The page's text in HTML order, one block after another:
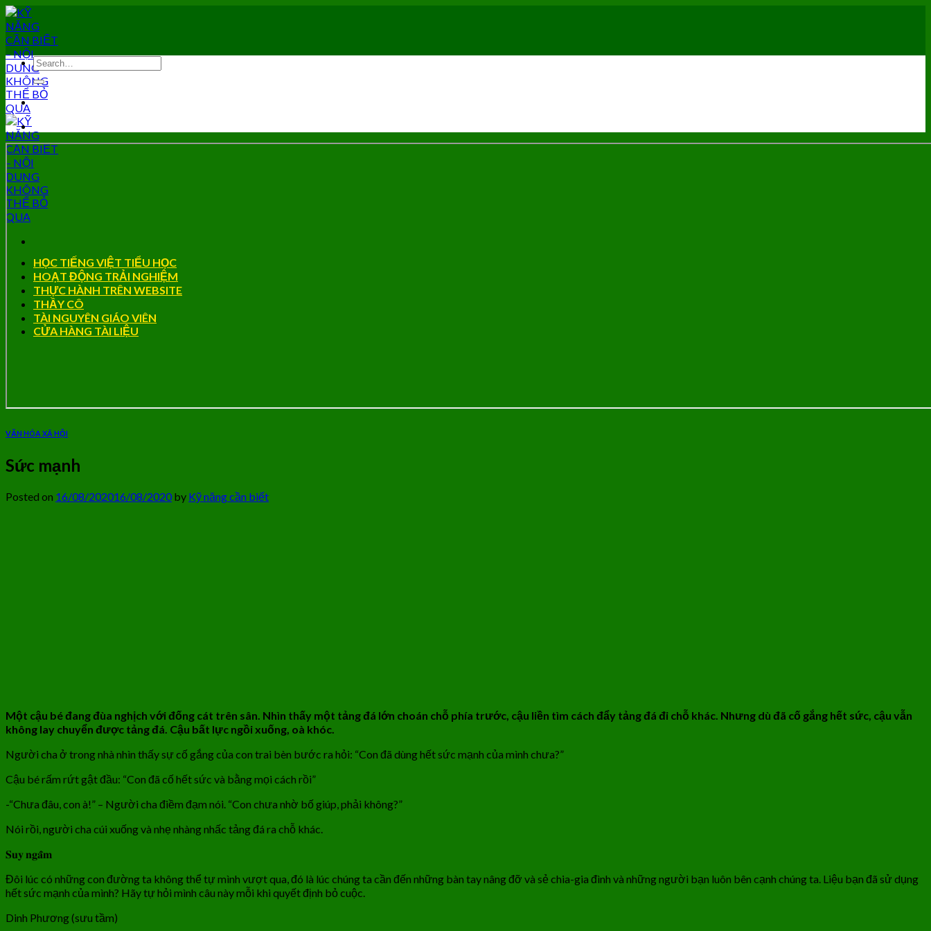
Skip
to
content
HỌC TIẾNG VIỆT TIỂU HỌC
HOẠT ĐỘNG TRẢI NGHIỆM
THỰC HÀNH TRÊN WEBSITE
THẦY CÔ
TÀI NGUYÊN GIÁO VIÊN
CỬA HÀNG TÀI LIỆU
VĂN HÓA XÃ HỘI
Sức mạnh
Posted on 16/08/202016/08/2020by Kỹ năng cần biết
Một cậu bé đang đùa nghịch với đống cát trên sân. Nhìn thấy một tảng đá lớn choán chỗ phía trước, cậu liền tìm cách đẩy tảng đá đi chỗ khác. Nhưng dù đã cố gắng hết sức, cậu vẫn
không lay chuyển được tảng đá. Cậu bất lực ngồi xuống, oà khóc.
Người cha ở trong nhà nhìn thấy sự cố gắng của con trai bèn bước ra hỏi: “Con đã dùng hết sức mạnh của mình chưa?”
Cậu bé rấm rứt gật đầu: “Con đã cố hết sức và bằng mọi cách rồi”
-“Chưa đâu, con à!” – Người cha điềm đạm nói. “Con chưa nhờ bố giúp, phải không?”
Nói rồi, người cha cúi xuống và nhẹ nhàng nhấc tảng đá ra chỗ khác.
𝐒𝐮𝐲 𝐧𝐠𝐚̂̃𝐦
Đôi lúc có những con đường ta không thể tự mình vượt qua, đó là lúc chúng ta cần đến những bàn tay nâng đỡ và sẻ chia-gia đình và những người bạn luôn bên cạnh chúng ta. Liệu bạn đã sử dụng
hết sức mạnh của mình? Hãy tự hỏi mình câu này mỗi khi quyết định bỏ cuộc.
Dinh Phương (sưu tầm)